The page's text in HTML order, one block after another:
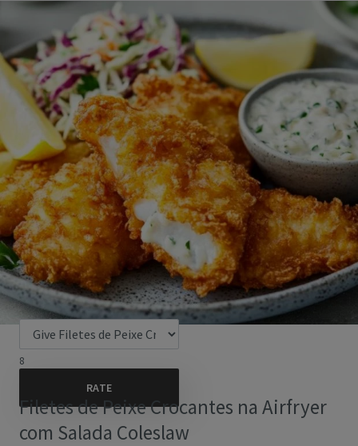
8
Filetes de Peixe Crocantes na Airfryer
com Salada Coleslaw